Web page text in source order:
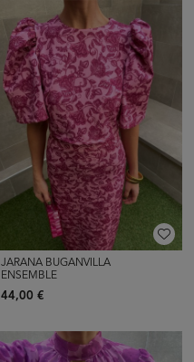
JARANA BUGANVILLA
ENSEMBLE
44,00 €